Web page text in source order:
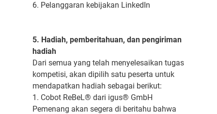
6. Pelanggaran kebijakan LinkedIn
5. Hadiah, pemberitahuan, dan pengiriman
hadiah
Dari semua yang telah menyelesaikan tugas
kompetisi, akan dipilih satu peserta untuk
mendapatkan hadiah sebagai berikut:
1. Cobot ReBeL® dari igus® GmbH
Pemenang akan segera di beritahu bahwa